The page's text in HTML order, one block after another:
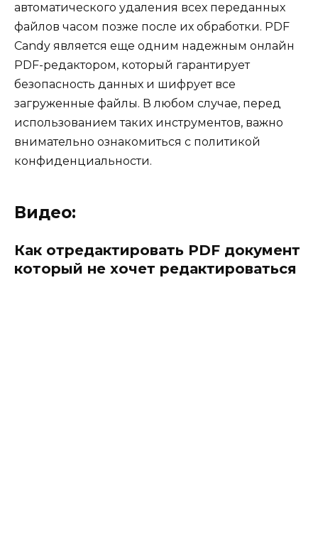
автоматического удаления всех переданных
файлов часом позже после их обработки. PDF
Candy является еще одним надежным онлайн
PDF-редактором, который гарантирует
безопасность данных и шифрует все
загруженные файлы. В любом случае, перед
использованием таких инструментов, важно
внимательно ознакомиться с политикой
конфиденциальности.
Видео:
Как отредактировать PDF документ
который не хочет редактироваться